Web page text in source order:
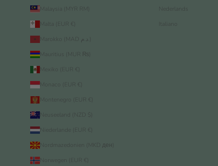
Malaysia (MYR RM)
Malta (EUR €)
Mauritius (MUR ₨)
Mexiko (EUR €)
Monaco (EUR €)
Montenegro (EUR €)
Neuseeland (NZD $)
Niederlande (EUR €)
Nordmazedonien (MKD ден)
Norwegen (EUR €)
Nederlands
Italiano